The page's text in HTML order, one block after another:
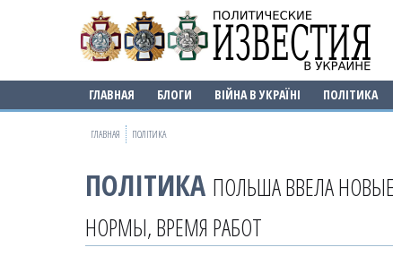
ГЛАВНАЯ БЛОГИ ВІЙНА В УКРАЇНІ ПОЛІТИКА
ГЛАВНАЯ ПОЛІТИКА
ПОЛІТИКА ПОЛЬША ВВЕЛА
НОРМЫ, ВРЕМЯ РАБОТ